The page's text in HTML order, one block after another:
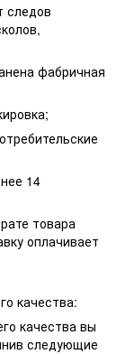
следов
фабричная
14
товара
оплачивает
качества:
качества вы
следующие